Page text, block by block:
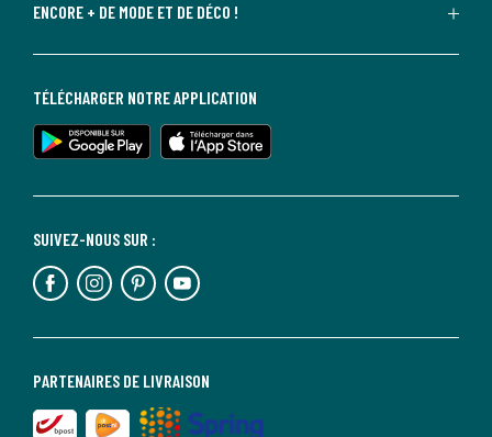
ENCORE + DE MODE ET DE DÉCO !
PARTENAIRES DE LIVRAISON
SUIVEZ-NOUS SUR :
TÉLÉCHARGER NOTRE APPLICATION